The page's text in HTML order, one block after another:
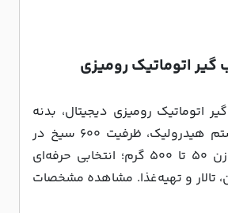
گیر اتوماتیک رومیزی
اتوماتیک رومیزی دیجیتال، بدنه
استیل ۳۰۴، سیستم هیدرولیک، ظرفیت ۶۰۰ سیخ در
ساعت و تنظیم وزن ۵۰ تا ۵۰۰ گرم؛ انتخابی حرفه‌ای
تالار و تهیه‌غذا. مشاهده مشخصات